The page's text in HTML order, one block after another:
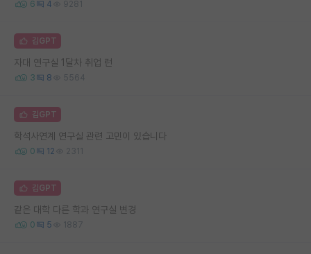
6 4 9281
김GPT
자대 연구실 1달차 취업 런
3 8 5564
김GPT
학석사연계 연구실 관련 고민이 있습니다
0 12 2311
김GPT
같은 대학 다른 학과 연구실 변경
0 5 1887